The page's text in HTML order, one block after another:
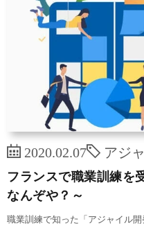
2020.02.07 アジ
フランスで職業訓練を
なんぞや？～
職業訓練で知った「アジャイル